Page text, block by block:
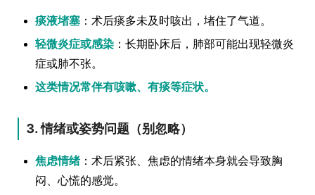
痰液堵塞 ：术后痰多未及时咳出，堵住了气道。
轻微炎症或感染 ：长期卧床后，肺部可能出现轻微炎
症或肺不张。
这类情况常伴有咳嗽、有痰等症状。
3. 情绪或姿势问题（别忽略）
焦虑情绪：术后紧张、焦虑的情绪本身就会导致胸
闷、心慌的感觉。